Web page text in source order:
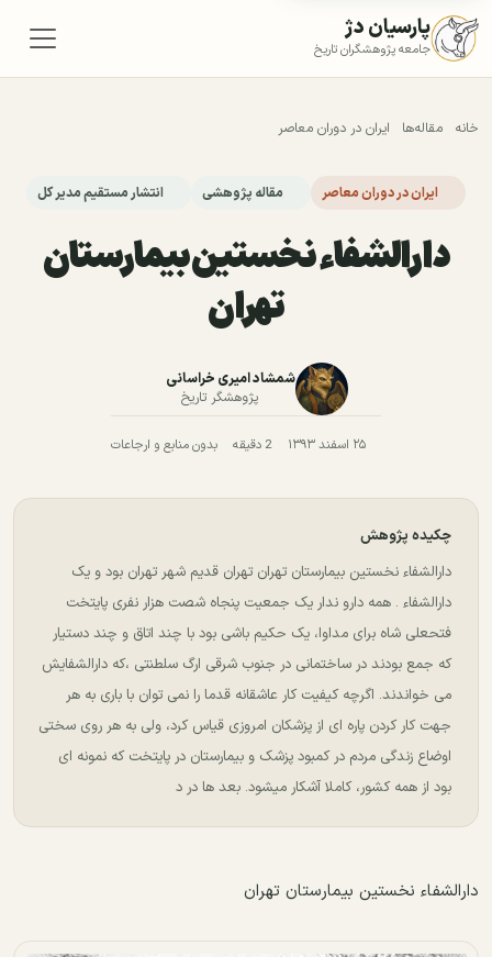
پارسیان دژ
جامعه پژوهشگران تاریخ
خانه مقاله‌ها ایران در دوران معاصر
ایران در دوران معاصر مقاله پژوهشی انتشار مستقیم مدیر کل
دارالشفاء نخستین بیمارستان
تهران
شمشاد امیری خراسانی
پژوهشگر تاریخ
۲۵ اسفند ۱۳۹۳ 2 دقیقه بدون منابع و ارجاعات
چکیده پژوهش
دارالشفاء نخستین بیمارستان تهران تهران قدیم شهر تهران بود و یک
دارالشفاء . همه دارو ندار یک جمعیت پنجاه شصت هزار نفری پایتخت
فتحعلی شاه برای مداوا، یک حکیم باشی بود با چند اتاق و چند دستیار
که جمع بودند در ساختمانی در جنوب شرقی ارگ سلطنتی ،که دارالشفایش
می خواندند. اگرچه کیفیت کار عاشقانه قدما را نمی توان با باری به هر
جهت کار کردن پاره ای از پزشکان امروزی قیاس کرد، ولی به هر روی سختی
اوضاع زندگی مردم در کمبود پزشک و بیمارستان در پایتخت که نمونه ای
بود از همه کشور، کاملا آشکار میشود. بعد ها در د
دارالشفاء نخستین بیمارستان تهران